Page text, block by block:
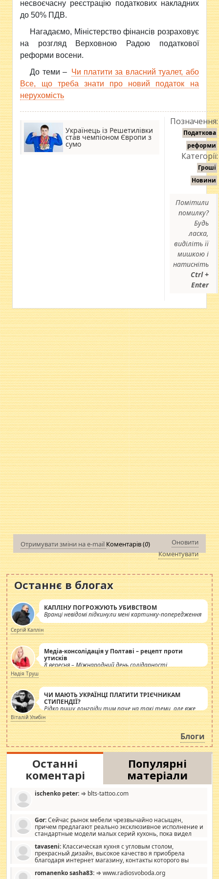
несвоєчасну реєстрацію податкових накладних
до 50% ПДВ.
Нагадаємо, Міністерство фінансів розраховує
на розгляд Верховною Радою податкової
реформи восени.
До теми – Чи платити за власний туалет, або
Все, що треба знати про новий податок на
нерухомість
Українець із Решетилівки
став чемпіоном Європи з
сумо
Позначення:
Податкова
реформи
Категорії:
Гроші
Новини
Помітили
помилку?
Будь
ласка,
виділіть її
мишкою і
натисніть
Ctrl +
Enter
Отримувати зміни на e-mail Коментарів (0)
Оновити
Коментувати
Останнє в блогах
КАПЛІНУ ПОГРОЖУЮТЬ УБИВСТВОМ
Вранці невідомі підкинули мені картинку-попередження
Сергій Каплін
Медіа-консолідація у Полтаві – рецепт проти
утисків
8 вересня – Міжнародний день солідарності
журналістів.
Надія Труш
ЧИ МАЮТЬ УКРАЇНЦІ ПЛАТИТИ ТРІЄЧНИКАМ
СТИПЕНДІЇ?
Рідко пишу лонгріди тим паче на такі теми, але вже
просто дістало! Обурюють сьогоднішні інсенуації
навколо стипендіального питання. Штучно
роздувається ще одна соціальна катастрофа.
Віталій Улибін
Блоги
Останні
коментарі
Популярні
матеріали
ischenko peter: ⇒ blts-tattoo.com
Gor:Сейчас рынок мебели чрезвычайно насыщен,
причем предлагают реально эксклюзивное исполнение и
стандартные модели малых серий кухонь, пока видел
стандартные формы, в MebelOk, креативненько и что главное -
со вкусом все в порядке, без ненужных наворотов удорожающих
мебель, а это не последний фактор.
tavaseni: Классическая кухня с угловым столом,
прекрасный дизайн, высокое качество я приобрела
благодаря интернет магазину, контакты которого вы
romanenko sasha83: ⇒ www.radiosvoboda.org